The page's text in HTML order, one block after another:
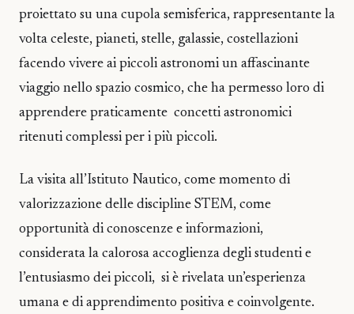
proiettato su una cupola semisferica, rappresentante la
volta celeste, pianeti, stelle, galassie, costellazioni
facendo vivere ai piccoli astronomi un affascinante
viaggio nello spazio cosmico, che ha permesso loro di
apprendere praticamente concetti astronomici
ritenuti complessi per i più piccoli.
La visita all’Istituto Nautico, come momento di
valorizzazione delle discipline STEM, come
opportunità di conoscenze e informazioni,
considerata la calorosa accoglienza degli studenti e
l’entusiasmo dei piccoli, si è rivelata un’esperienza
umana e di apprendimento positiva e coinvolgente.